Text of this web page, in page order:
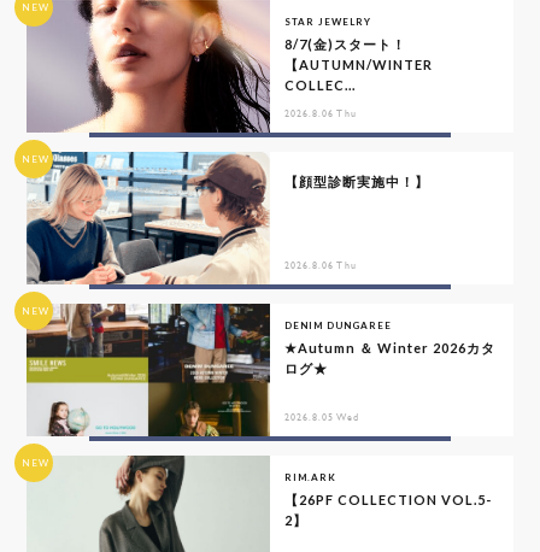
NEW
STAR JEWELRY
8/7(金)スタート！
【AUTUMN/WINTER
COLLEC...
2026.8.06 Thu
NEW
【顔型診断実施中！】
2026.8.06 Thu
NEW
DENIM DUNGAREE
★Autumn ＆ Winter 2026カタ
ログ★
2026.8.05 Wed
NEW
RIM.ARK
【26PF COLLECTION VOL.5-
2】